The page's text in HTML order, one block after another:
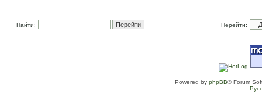
Найти: Перейти:
Powered by phpBB® Forum